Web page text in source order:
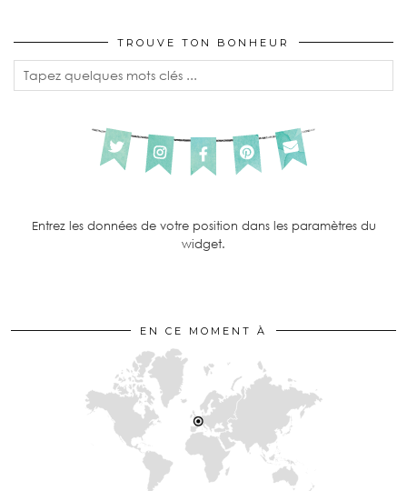
TROUVE TON BONHEUR
Entrez les données de votre position dans les paramètres du
widget.
EN CE MOMENT À